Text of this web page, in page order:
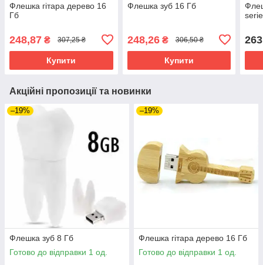
Флешка гітара дерево 16
Гб
248,87 ₴ 307,25 ₴
Купити
Флешка зуб 16 Гб
248,26₴ 306,50 ₴
Купити
Акційні пропозиції та новинки
–19%
Флешка зуб 8 Гб
Готово до відправки 1 од.
–19%
Флешка гітара дерево 16 Гб
Готово до відправки 1 од.